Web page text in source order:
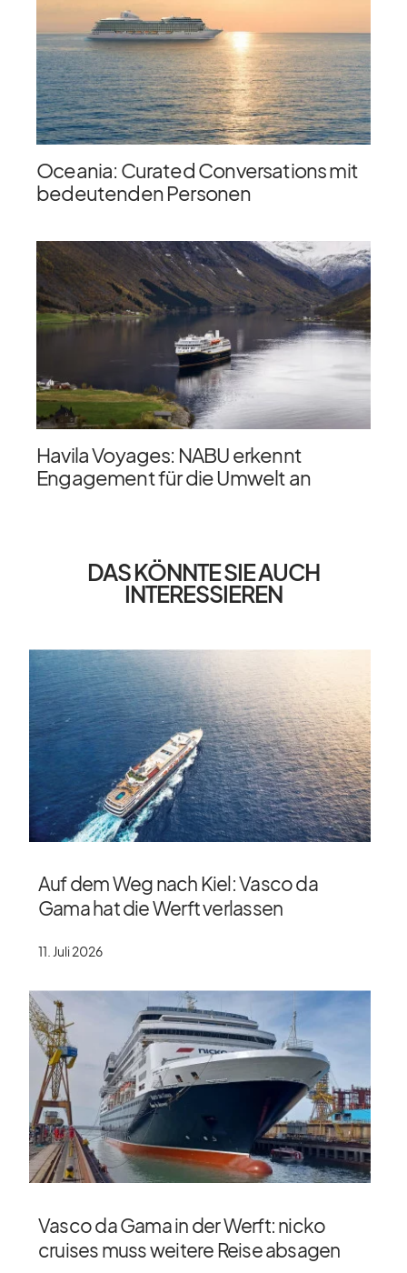
Oceania: Curated Conversations mit
bedeutenden Personen
Havila Voyages: NABU erkennt
Engagement für die Umwelt an
DAS KÖNNTE SIE AUCH
INTERESSIEREN
Auf dem Weg nach Kiel: Vasco da
Gama hat die Werft verlassen
11. Juli 2026
Vasco da Gama in der Werft: nicko
cruises muss weitere Reise absagen